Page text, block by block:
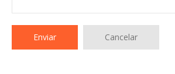
Enviar Cancelar